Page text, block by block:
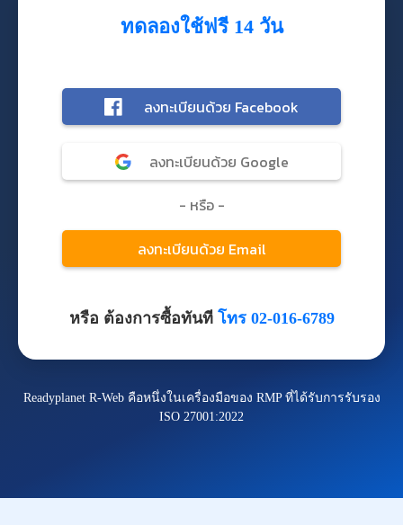
ทดลองใช้ฟรี 14 วัน
หรือ ต้องการซื้อทันที โทร 02-016-6789
Readyplanet R-Web คือหนึ่งในเครื่องมือของ RMP ที่ได้รับการรับรอง
ISO 27001:2022